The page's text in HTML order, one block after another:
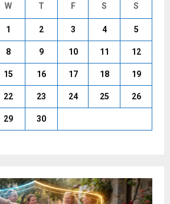
W T F S S
1 2 3 4 5
8 9 10 11 12
15 16 17 18 19
22 23 24 25 26
29
30